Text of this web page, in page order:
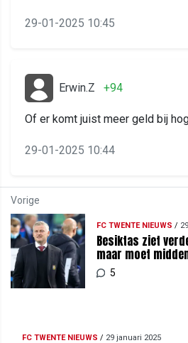
29-01-2025 10:45
Erwin.Z +94
Of er komt juist meer geld bij
29-01-2025 10:44
Vorige
FC TWENTE NIEUWS /
Besiktas ziet
maar moet
5
FC TWENTE NIEUWS / 29 januari 2025